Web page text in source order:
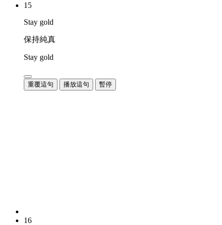
15
Stay gold
保持純真
Stay gold
重覆這句 播放這句 暫停
16